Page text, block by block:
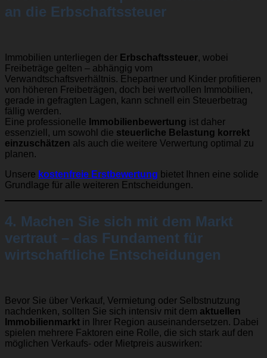
an die Erbschaftssteuer
Immobilien unterliegen der Erbschaftssteuer, wobei
Freibeträge gelten – abhängig vom
Verwandtschaftsverhältnis. Ehepartner und Kinder profitieren
von höheren Freibeträgen, doch bei wertvollen Immobilien,
gerade in gefragten Lagen, kann schnell ein Steuerbetrag
fällig werden.
Eine professionelle Immobilienbewertung ist daher
essenziell, um sowohl die steuerliche Belastung korrekt
einzuschätzen als auch die weitere Verwertung optimal zu
planen.
Unsere kostenfreie Erstbewertung bietet Ihnen eine solide
Grundlage für alle weiteren Entscheidungen.
4. Machen Sie sich mit dem Markt
vertraut – das Fundament für
wirtschaftliche Entscheidungen
Bevor Sie über Verkauf, Vermietung oder Selbstnutzung
nachdenken, sollten Sie sich intensiv mit dem aktuellen
Immobilienmarkt in Ihrer Region auseinandersetzen. Dabei
spielen mehrere Faktoren eine Rolle, die sich stark auf den
möglichen Verkaufs- oder Mietpreis auswirken: